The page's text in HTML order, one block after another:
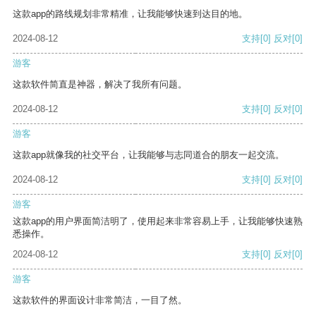
这款app的路线规划非常精准，让我能够快速到达目的地。
2024-08-12 支持[0] 反对[0]
游客
这款软件简直是神器，解决了我所有问题。
2024-08-12 支持[0] 反对[0]
游客
这款app就像我的社交平台，让我能够与志同道合的朋友一起交流。
2024-08-12 支持[0] 反对[0]
游客
这款app的用户界面简洁明了，使用起来非常容易上手，让我能够快速熟
悉操作。
2024-08-12
支持[0] 反对[0]
游客
这款软件的界面设计非常简洁，一目了然。